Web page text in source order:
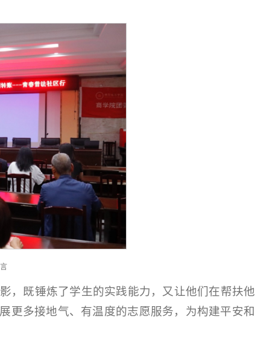
，既锤炼了学生的实践能力，又让他们在帮扶他
更多接地气、有温度的志愿服务，为构建平安和